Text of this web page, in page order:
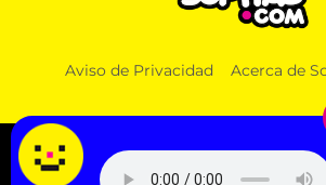
Aviso de Privacidad Acerca de
© 2026 SOPITAS.COM - MÚSICA, NOTICIAS,
MÁS!.